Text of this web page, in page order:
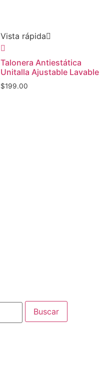
Vista rápida
Talonera Antiestática
Unitalla Ajustable Lavable
$199.00